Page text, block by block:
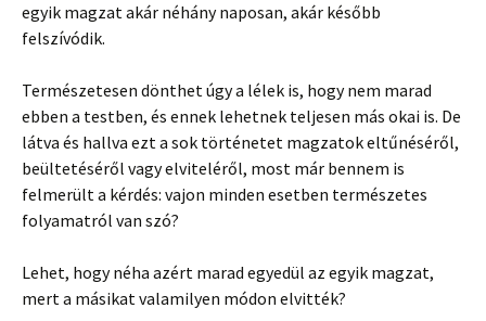
egyik magzat akár néhány naposan, akár később
felszívódik.
Természetesen dönthet úgy a lélek is, hogy nem marad
ebben a testben, és ennek lehetnek teljesen más okai is. De
látva és hallva ezt a sok történetet magzatok eltűnéséről,
beültetéséről vagy elviteléről, most már bennem is
felmerült a kérdés: vajon minden esetben természetes
folyamatról van szó?
Lehet, hogy néha azért marad egyedül az egyik magzat,
mert a másikat valamilyen módon elvitték?